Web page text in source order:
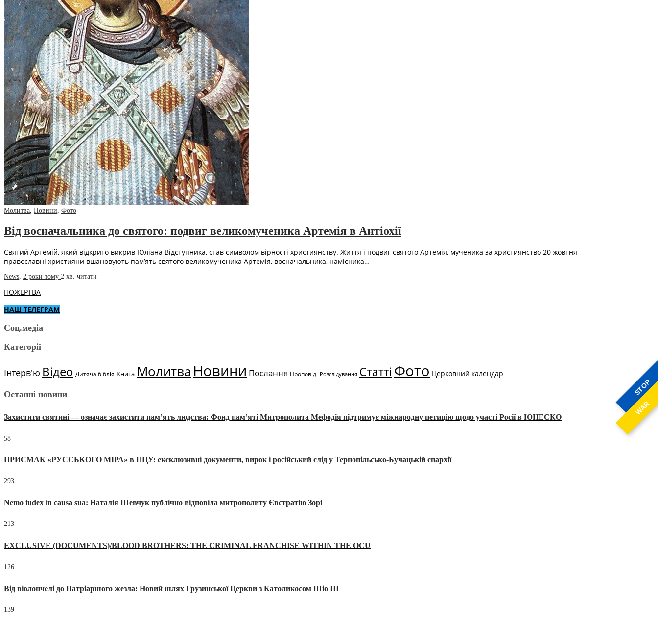
STOP
WAR
Молитва, Новини, Фото
Від воєначальника до святого: подвиг великомученика Артемія в Антіохії
Святий Артемій, який відкрито викрив Юліана Відступника, став символом вірності християнству. Життя і подвиг святого Артемія, мученика за християнство 20 жовтня
православні християни вшановують пам’ять святого великомученика Артемія, воєначальника, намісника…
News, 2 роки тому 2 хв. читати
ПОЖЕРТВА
НАШ ТЕЛЕГРАМ
Соц.медіа
Категорії
Інтерв'ю Відео Дитяча біблія Книга МолитваНовини Послання Проповіді Розслідування Статті Фото Церковний календар
Останні новини
Захистити святині — означає захистити пам’ять людства: Фонд пам’яті Митрополита Мефодія підтримує міжнародну петицію щодо участі Росії в ЮНЕСКО
58
ПРИСМАК «РУССЬКОГО МІРА» в ПЦУ: ексклюзивні документи, вирок і російський слід у Тернопільсько-Бучацькій єпархії
293
Nemo iudex in causa sua: Наталія Шевчук публічно відповіла митрополиту Євстратію Зорі
213
EXCLUSIVE (DOCUMENTS)/BLOOD BROTHERS: THE CRIMINAL FRANCHISE WITHIN THE OCU
126
Від віолончелі до Патріаршого жезла: Новий шлях Грузинської Церкви з Католикосом Шіо III
139